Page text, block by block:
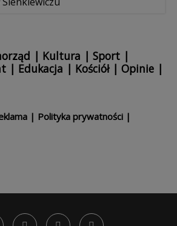
| Kultura | Sport |
| Edukacja | Kościół| Opinie |
| Polityka prywatności |